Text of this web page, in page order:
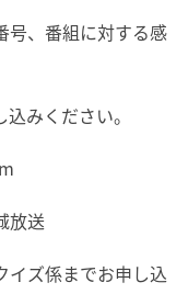
号、番組に対する感
みください。
放送
イズ係までお申し込